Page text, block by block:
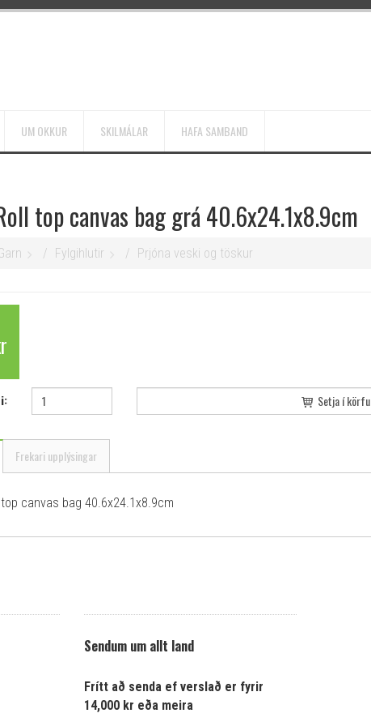
UM OKKUR SKILMÁLAR HAFA SAMBAND
top canvas bag grá 40.6x24.1x8.9cm
Fylgihlutir Prjóna veski og töskur
Setja í körfu
Frekari upplýsingar
top canvas bag 40.6x24.1x8.9cm
Sendum um allt land
Frítt að senda ef verslað er fyrir
14,000 kr eða meira